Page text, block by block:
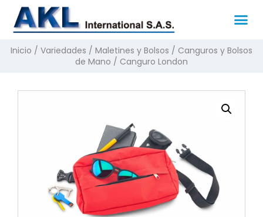
Inicio / Variedades / Maletines y Bolsos / Canguros y Bolsos
de Mano / Canguro London